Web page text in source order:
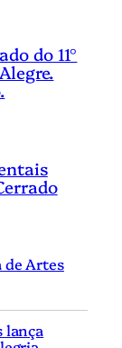
do 11°
de Artes
lança